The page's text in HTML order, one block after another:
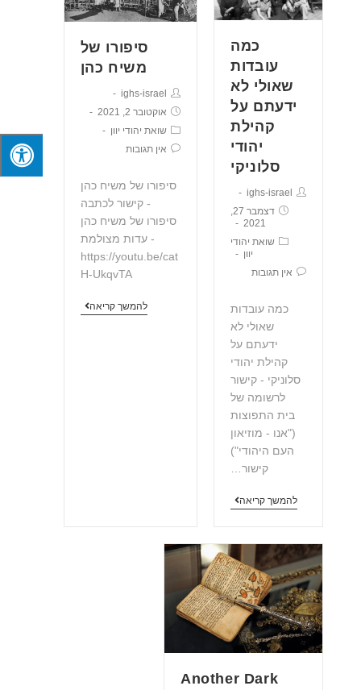
כמה
עובדות
שאולי לא
ידעתם על
קהילת
יהודי
סלוניקי
ighs-israel
דצמבר 27,
2021
שואת יהודי
יוון
אין תגובות
כמה עובדות
שאולי לא
ידעתם על
קהילת יהודי
סלוניקי - קישור
לרשומה של
בית התפוצות
("אנו - מוזיאון
העם היהודי")
קישור…
להמשך קריאה
סיפורו של
משיח כהן
ighs-israel
אוקטובר 2, 2021
שואת יהודי יוון
אין תגובות
סיפורו של משיח כהן
- קישור לכתבה
סיפורו של משיח כהן
- עדות מצולמת
https://youtu.be/cat
H-UkqvTA
להמשך קריאה
Another Dark